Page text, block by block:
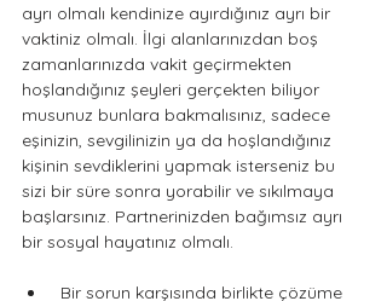
ayrı olmalı kendinize ayırdığınız ayrı bir
vaktiniz olmalı. İlgi alanlarınızdan boş
zamanlarınızda vakit geçirmekten
hoşlandığınız şeyleri gerçekten biliyor
musunuz bunlara bakmalısınız, sadece
eşinizin, sevgilinizin ya da hoşlandığınız
kişinin sevdiklerini yapmak isterseniz bu
sizi bir süre sonra yorabilir ve sıkılmaya
başlarsınız. Partnerinizden bağımsız ayrı
bir sosyal hayatınız olmalı.